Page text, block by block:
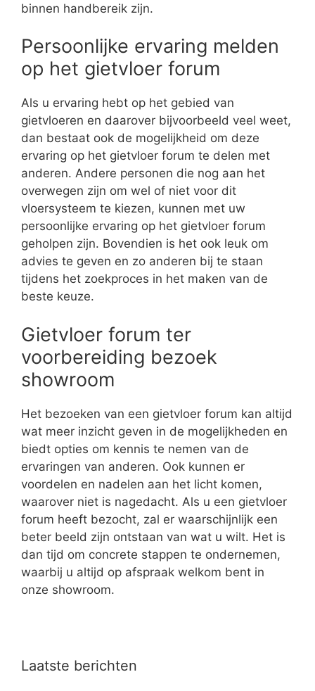
binnen handbereik zijn.
Persoonlijke ervaring melden
op het gietvloer forum
Als u ervaring hebt op het gebied van
gietvloeren en daarover bijvoorbeeld veel weet,
dan bestaat ook de mogelijkheid om deze
ervaring op het gietvloer forum te delen met
anderen. Andere personen die nog aan het
overwegen zijn om wel of niet voor dit
vloersysteem te kiezen, kunnen met uw
persoonlijke ervaring op het gietvloer forum
geholpen zijn. Bovendien is het ook leuk om
advies te geven en zo anderen bij te staan
tijdens het zoekproces in het maken van de
beste keuze.
Gietvloer forum ter
voorbereiding bezoek
showroom
Het bezoeken van een gietvloer forum kan altijd
wat meer inzicht geven in de mogelijkheden en
biedt opties om kennis te nemen van de
ervaringen van anderen. Ook kunnen er
voordelen en nadelen aan het licht komen,
waarover niet is nagedacht. Als u een gietvloer
forum heeft bezocht, zal er waarschijnlijk een
beter beeld zijn ontstaan van wat u wilt. Het is
dan tijd om concrete stappen te ondernemen,
waarbij u altijd op afspraak welkom bent in
onze showroom.
Laatste berichten